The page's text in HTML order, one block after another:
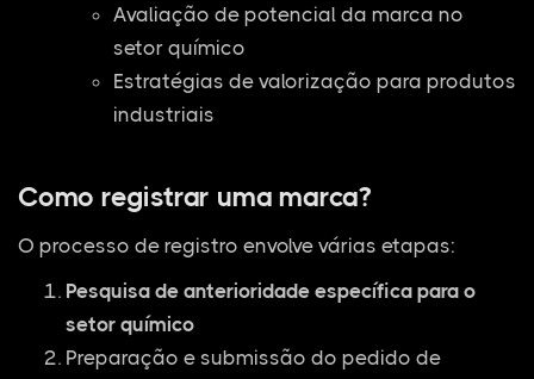
Avaliação de potencial da marca no
setor químico
Estratégias de valorização para produtos
industriais
Como registrar uma marca?
O processo de registro envolve várias etapas:
Pesquisa de anterioridade específica para o
setor químico
Preparação e submissão do pedido de